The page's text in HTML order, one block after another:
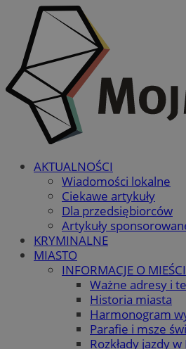
AKTUALNOŚCI
Wiadomości lokalne
Ciekawe artykuły
Dla przedsiębiorców
Artykuły
KRYMINALNE
MIASTO
INFORMACJE O
Ważne adresy i
Historia miasta
Harmonogram
Parafie i msze
Rozkłady jazdy